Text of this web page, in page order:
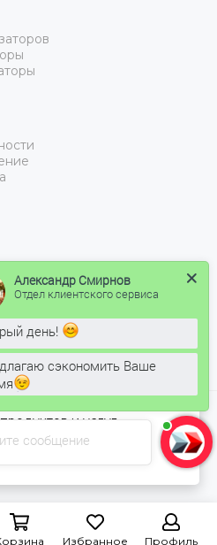
№1» специализируется на
с доставкой в Москве, МО и
ГАЗА 1.Карта сайта
Избранное Профиль
файлы и другие
Вам в навигации, а
лучшего
и анализа
и услуг.
сообщение
Александр Смирнов
Отдел клиентского сервиса
день!
сэкономить Ваше